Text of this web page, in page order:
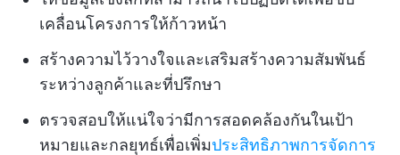
เคลื่อนโครงการให้ก้าวหน้า
สร้างความไว้วางใจและเสริมสร้างความสัมพันธ์
ระหว่างลูกค้าและที่ปรึกษา
ตรวจสอบให้แน่ใจว่ามีการสอดคล้องกันในเป้า
หมายและกลยุทธ์เพื่อเพิ่มประสิทธิภาพการจัดการ